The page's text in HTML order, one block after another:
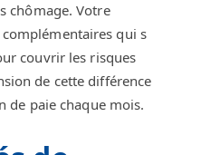
chômage. Votre
qui s
couvrir les risques
de cette différence
de paie chaque mois.